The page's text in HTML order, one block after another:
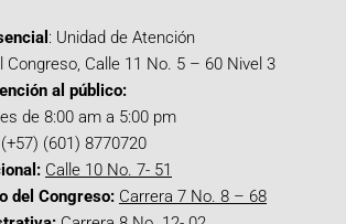
: Unidad de Atención
Congreso, Calle 11 No. 5 – 60 Nivel 3
al público:
de 8:00 am a 5:00 pm
(+57) (601) 8770720
Calle 10 No. 7- 51
del Congreso: Carrera 7 No. 8 – 68